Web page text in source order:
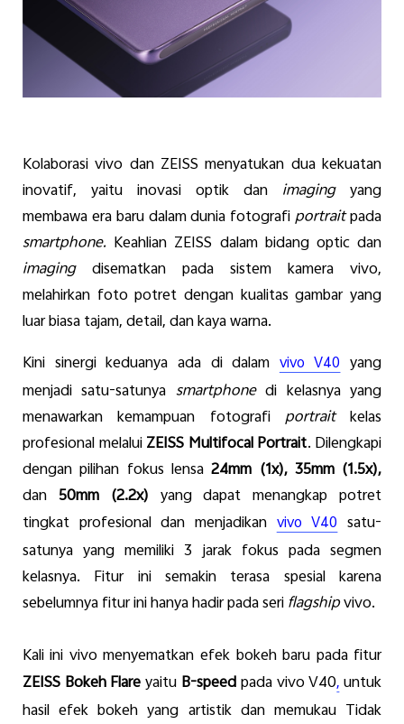
Kolaborasivivo dan ZEISSmenyatukan duakekuatan
inovatif, yaitu inovasi optik dan imaging yang
membawaerabarudalamdunia fotografiportraitpada
smartphone. Keahlian ZEISS dalam bidang optic dan
imaging
disematkanpadasistem kamera vivo,
melahirkan foto potret dengan kualitas gambaryang
luarbiasatajam, detail, dan kayawarna.
Kini sinergi keduanya adadidalam vivo V40 yang
menjadi satu-satunya smartphonedi kelasnyayang
menawarkan kemampuan fotografi portrait kelas
profesionalmelaluiZEISS Multifocal Portrait. Dilengkapi
dengan pilihan fokus lensa 24mm (1x), 35mm(1.5x),
dan 50mm (2.2x) yangdapat menangkap potret
tingkat profesional dan menjadikan vivo V40 satu-
satunyayangmemiliki 3jarak fokus padasegmen
kelasnya. Fitur ini semakin terasa spesial karena
sebelumnyafiturinihanyahadirpadaseriflagshipvivo.
Kali ini vivomenyematkan efek bokehbaru pada fitur
ZEISS Bokeh Flareyaitu B-speedpada vivo V40,untuk
hasil efek bokeh yang artistikdan memukauTidak